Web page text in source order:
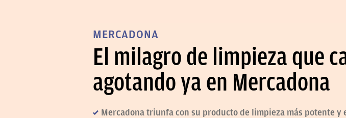
MERCADONA
El milagro de limpieza que
agotando ya en Mercadona
Mercadona triunfa con su producto de limpieza más potente y